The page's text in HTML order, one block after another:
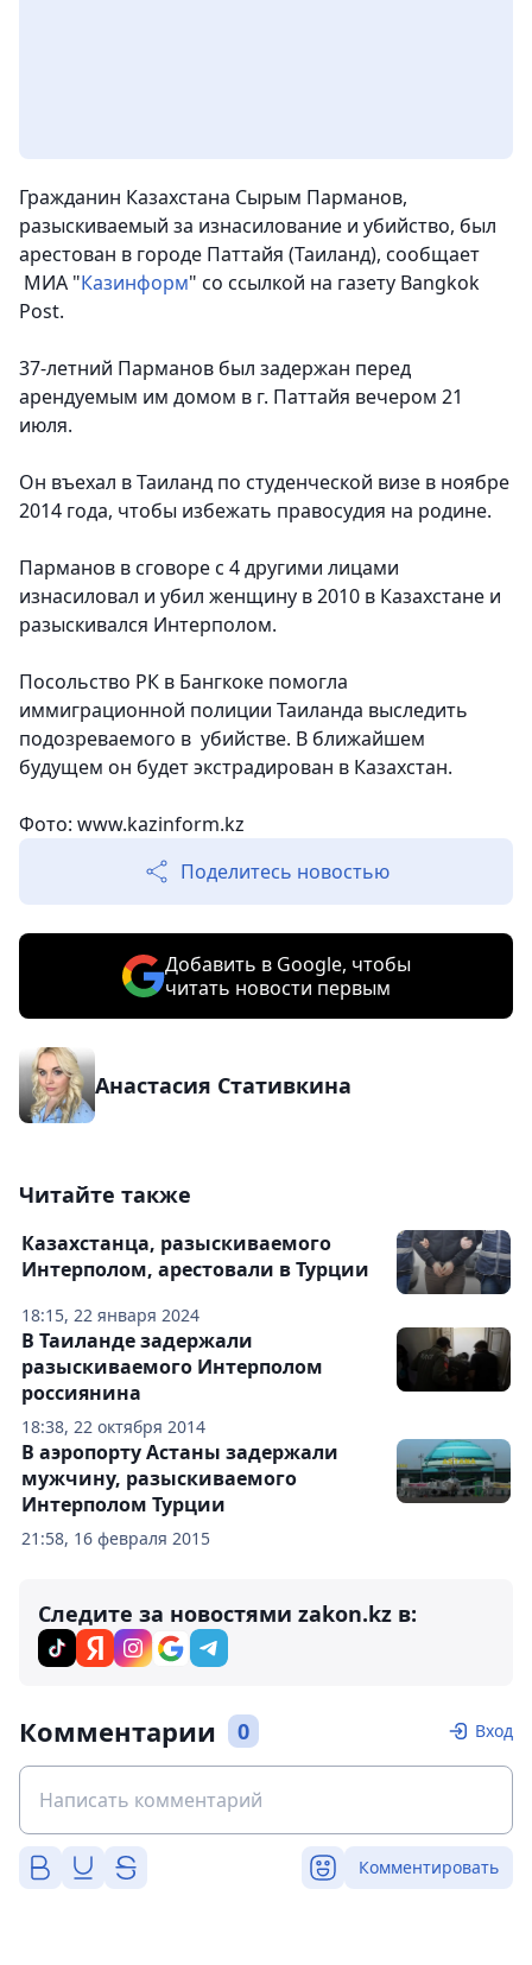
Гражданин Казахстана Сырым Парманов,
разыскиваемый за изнасилование и убийство, был
арестован в городе Паттайя (Таиланд), сообщает
МИА "Казинформ" со ссылкой на газету Bangkok
Post.
37-летний Парманов был задержан перед
арендуемым им домом в г. Паттайя вечером 21
июля.
Он въехал в Таиланд по студенческой визе в ноябре
2014 года, чтобы избежать правосудия на родине.
Парманов в сговоре с 4 другими лицами
изнасиловал и убил женщину в 2010 в Казахстане и
разыскивался Интерполом.
Посольство РК в Бангкоке помогла
иммиграционной полиции Таиланда выследить
подозреваемого в убийстве. В ближайшем
будущем он будет экстрадирован в Казахстан.
Фото: www.kazinform.kz
Поделитесь новостью
Добавить в Google, чтобы
читать новости первым
Анастасия Стативкина
Читайте также
18:15, 22 января 2024
Казахстанца, разыскиваемого
Интерполом, арестовали в Турции
18:38, 22 октября 2014
В Таиланде задержали
разыскиваемого Интерполом
россиянина
21:58, 16 февраля 2015
В аэропорту Астаны задержали
мужчину, разыскиваемого
Интерполом Турции
Следите за новостями zakon.kz в:
Комментарии 0 Вход
Комментировать